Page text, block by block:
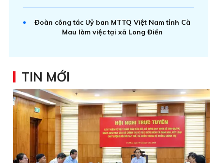
Đoàn công tác Uỷ ban MTTQ Việt Nam tỉnh Cà
Mau làm việc tại xã Long Điền
TIN MỚI